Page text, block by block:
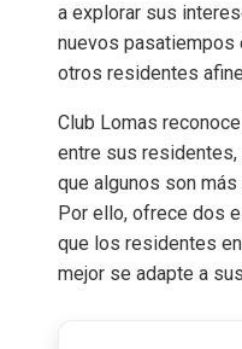
a explorar sus
nuevos pasatiempos
otros residentes
Club Lomas
entre sus residentes,
que algunos son
Por ello, ofrece dos
que los residentes
mejor se adapte a